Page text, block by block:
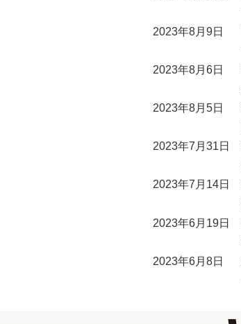
2023年8月9日
2023年8月6日
2023年8月5日
2023年7月31日
2023年7月14日
2023年6月19日
2023年6月8日